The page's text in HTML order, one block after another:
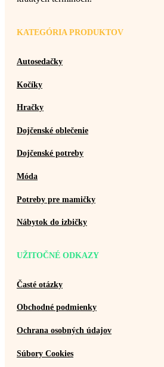
KATEGÓRIA PRODUKTOV
Autosedačky
Kočíky
Hračky
Dojčenské oblečenie
Dojčenské potreby
Móda
Potreby pre mamičky
Nábytok do izbičky
UŽITOČNÉ ODKAZY
Časté otázky
Obchodné podmienky
Ochrana osobných údajov
Súbory Cookies